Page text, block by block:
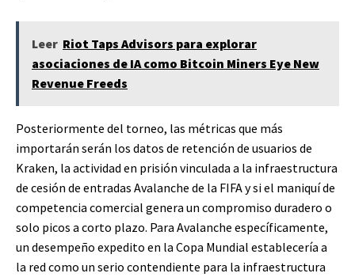
Leer Riot Taps Advisors para explorar
asociaciones de IA como Bitcoin Miners Eye New
Revenue Freeds
Posteriormente del torneo, las métricas que más
importarán serán los datos de retención de usuarios de
Kraken, la actividad en prisión vinculada a la infraestructura
de cesión de entradas Avalanche de la FIFA y si el maniquí de
competencia comercial genera un compromiso duradero o
solo picos a corto plazo. Para Avalanche específicamente,
un desempeño expedito en la Copa Mundial establecería a
la red como un serio contendiente para la infraestructura